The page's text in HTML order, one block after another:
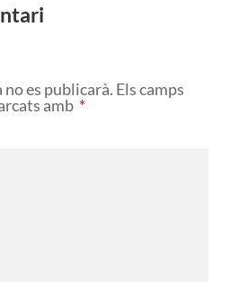
no es publicarà. Els camps
amb *